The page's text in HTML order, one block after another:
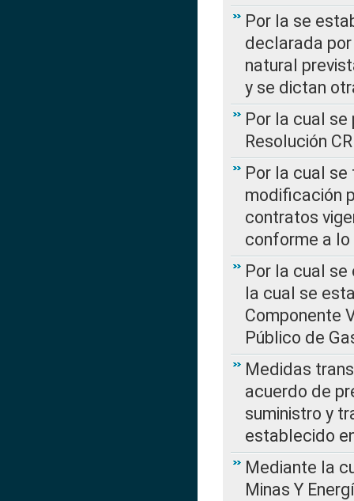
Por la se
declarada
natural
y se dictan
Por la cual
Resolución
Por la cual
modificación
contratos
conforme a lo
Por la cual se
la cual se
Componente
Público de
Medidas
acuerdo de
suministro y
establecido
Mediante la
Minas Y